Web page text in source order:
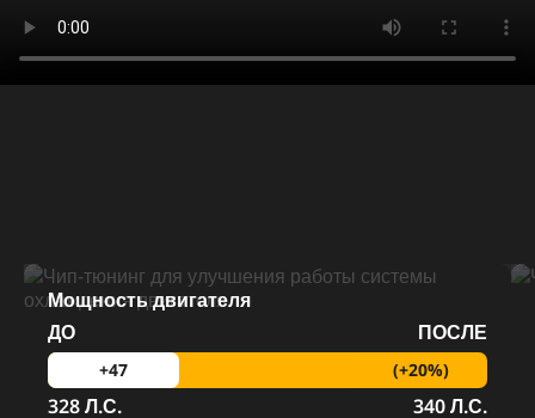
Мощность двигателя
ДО
ПОСЛЕ
+47 (+20%)
328 Л.С. 340 Л.С.